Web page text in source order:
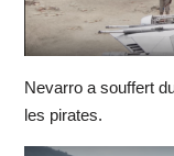
Nevarro a souffert
les pirates.